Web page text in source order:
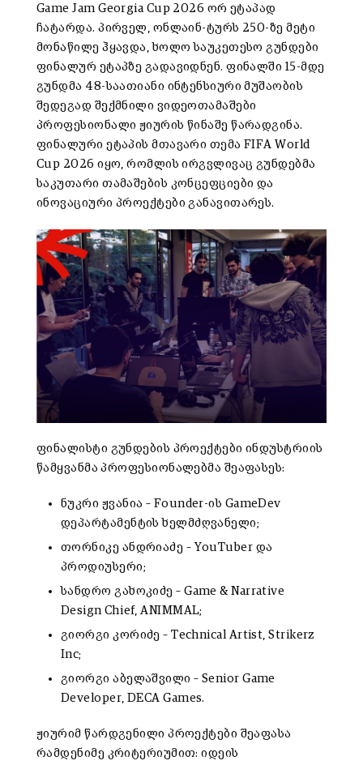
Game Jam Georgia Cup 2026 ორ ეტაპად
ჩატარდა. პირველ, ონლაინ-ტურს 250-ზე მეტი
მონაწილე ჰყავდა, ხოლო საუკეთესო გუნდები
ფინალურ ეტაპზე გადავიდნენ. ფინალში 15-მდე
გუნდმა 48-საათიანი ინტენსიური მუშაობის
შედეგად შექმნილი ვიდეოთამაშები
პროფესიონალი ჟიურის წინაშე წარადგინა.
ფინალური ეტაპის მთავარი თემა FIFA World
Cup 2026 იყო, რომლის ირგვლივაც გუნდებმა
საკუთარი თამაშების კონცეფციები და
ინოვაციური პროექტები განავითარეს.
ფინალისტი გუნდების პროექტები ინდუსტრიის
წამყვანმა პროფესიონალებმა შეაფასეს:
ნუკრი ჟვანია – Founder-ის GameDev
დეპარტამენტის ხელმძღვანელი;
თორნიკე ანდრიაძე – YouTuber და
პროდიუსერი;
სანდრო გახოკიძე – Game & Narrative
Design Chief, ANIMMAL;
გიორგი კორიძე – Technical Artist, Strikerz
Inc;
გიორგი აბელაშვილი – Senior Game
Developer, DECA Games.
ჟიურიმ წარდგენილი პროექტები შეაფასა
რამდენიმე კრიტერიუმით: იდეის